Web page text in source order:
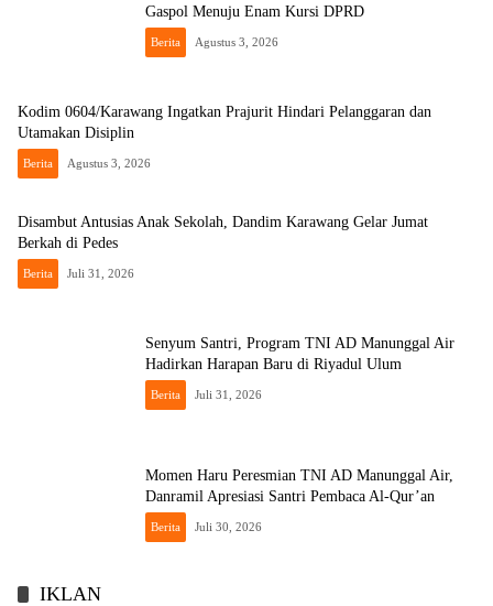
Gaspol Menuju Enam Kursi DPRD
Berita Agustus 3, 2026
Kodim 0604/Karawang Ingatkan Prajurit Hindari Pelanggaran dan
Utamakan Disiplin
Berita Agustus 3, 2026
Disambut Antusias Anak Sekolah, Dandim Karawang Gelar Jumat
Berkah di Pedes
Berita Juli 31, 2026
Senyum Santri, Program TNI AD Manunggal Air
Hadirkan Harapan Baru di Riyadul Ulum
Berita Juli 31, 2026
Momen Haru Peresmian TNI AD Manunggal Air,
Danramil Apresiasi Santri Pembaca Al-Qur’an
Berita Juli 30, 2026
IKLAN